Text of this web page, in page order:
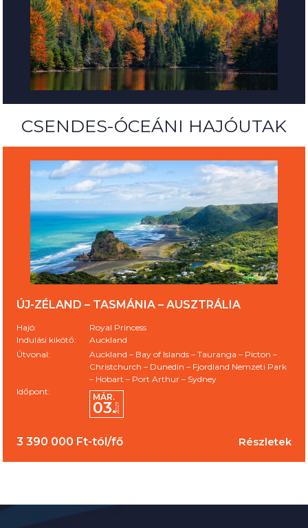
CSENDES-ÓCEÁNI HAJÓUTAK
ÚJ-ZÉLAND – TASMÁNIA – AUSZTRÁLIA
Hajó:
Royal Princess
Indulási kikötő:
Auckland
Útvonal:
Auckland – Bay of Islands – Tauranga – Picton –
Christchurch – Dunedin – Fjordland Nemzeti Park
– Hobart – Port Arthur – Sydney
Időpont:
2027
MÁR.
03.
3 390 000 Ft-tól/fő Részletek